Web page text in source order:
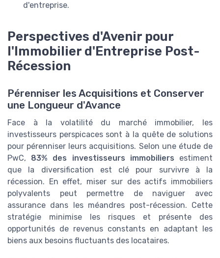
d'entreprise.
Perspectives d'Avenir pour
l'Immobilier d'Entreprise Post-
Récession
Pérenniser les Acquisitions et Conserver
une Longueur d'Avance
Face à la volatilité du marché immobilier, les
investisseurs perspicaces sont à la quête de solutions
pour pérenniser leurs acquisitions. Selon une étude de
PwC, 83% des investisseurs immobiliers estiment
que la diversification est clé pour survivre à la
récession. En effet, miser sur des actifs immobiliers
polyvalents peut permettre de naviguer avec
assurance dans les méandres post-récession. Cette
stratégie minimise les risques et présente des
opportunités de revenus constants en adaptant les
biens aux besoins fluctuants des locataires.